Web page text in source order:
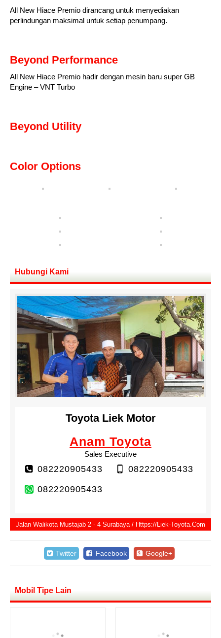
All New Hiace Premio dirancang untuk menyediakan
perlindungan maksimal untuk setiap penumpang.
Beyond Performance
All New Hiace Premio hadir dengan mesin baru super GB
Engine – VNT Turbo
Beyond Utility
Color Options
Hubungi Kami
Toyota Liek Motor
Anam Toyota
Sales Executive
082220905433 082220905433
082220905433
Jalan Walikota Mustajab 2 - 4 Surabaya / Https://liek-Toyota.com
Twitter Facebook Google+
Mobil Tipe Lain